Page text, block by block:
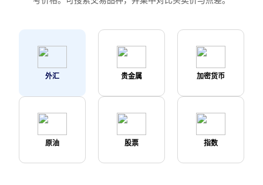
外汇 贵金属 加密货币
原油 股票 指数